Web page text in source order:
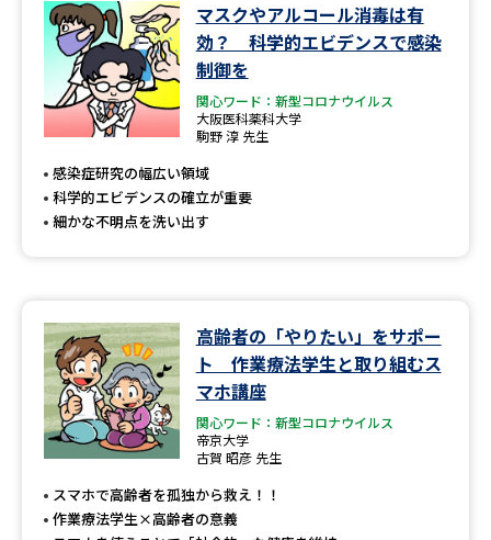
マスクやアルコール消毒は有
効？ 科学的エビデンスで感染
制御を
関心ワード：新型コロナウイルス
大阪医科薬科大学
駒野 淳 先生
感染症研究の幅広い領域
科学的エビデンスの確立が重要
細かな不明点を洗い出す
高齢者の「やりたい」をサポー
ト 作業療法学生と取り組むス
マホ講座
関心ワード：新型コロナウイルス
帝京大学
古賀 昭彦 先生
スマホで高齢者を孤独から救え！！
作業療法学生×高齢者の意義